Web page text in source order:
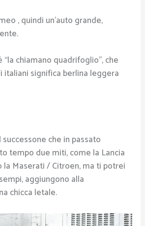
, quindi un’auto grande,
“la chiamano quadrifoglio”, che
italiani significa berlina leggera
che in passato
tempo due miti, come la Lancia
la Maserati / Citroen, ma ti potrei
aggiungono alla
chicca letale.